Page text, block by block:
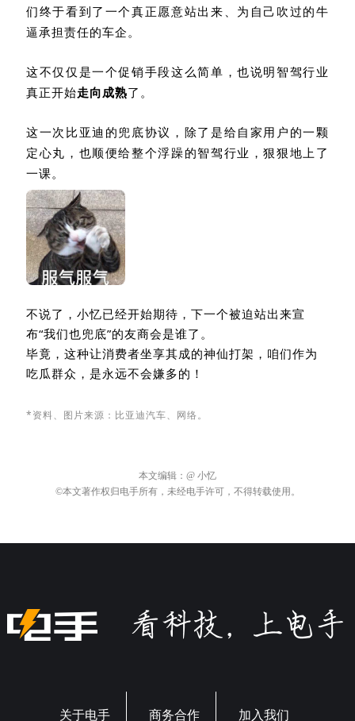
们终于看到了一个真正愿意站出来、为自己吹过的牛
逼承担责任的车企。
这不仅仅是一个促销手段这么简单，也说明智驾行业
真正开始走向成熟了。
这一次比亚迪的兜底协议，除了是给自家用户的一颗
定心丸，也顺便给整个浮躁的智驾行业，狠狠地上了
一课。
不说了，小忆已经开始期待，下一个被迫站出来宣
布“我们也兜底”的友商会是谁了 。
毕竟，这种让消费者坐享其成的神仙打架，咱们作为
吃瓜群众，是永远不会嫌多的！
*资料、图片来源：比亚迪汽车、网络。
本文编辑： @ 小忆
©本文著作权归电手所有，未经电手许可，不得转载使用。
关于电手 商务合作 加入我们